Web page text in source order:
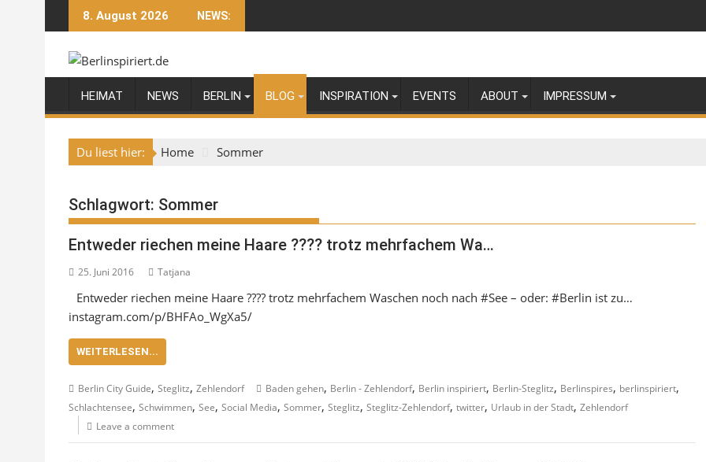
to
8. August 2026 NEWS:
HEIMAT NEWS BERLIN BLOG INSPIRATION EVENTS ABOUT IMPRESSUM
Du liest hier: Home Sommer
Schlagwort: Sommer
Entweder riechen meine Haare ???? trotz mehrfachem Wa…
25. Juni 2016 Tatjana
Entweder riechen meine Haare ???? trotz mehrfachem Waschen noch nach #See – oder: #Berlin ist zu…
instagram.com/p/BHFAo_WgXa5/
WEITERLESEN...
Berlin City Guide, Steglitz, Zehlendorf Baden gehen, Berlin - Zehlendorf, Berlin inspiriert, Berlin-Steglitz, Berlinspires, berlinspiriert,
Schlachtensee, Schwimmen, See, Social Media, Sommer, Steglitz, Steglitz-Zehlendorf, twitter, Urlaub in der Stadt, Zehlendorf
Leave a comment